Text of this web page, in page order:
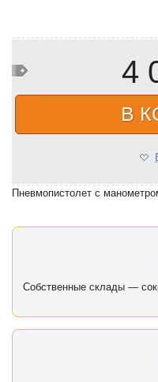
4
В
Пневмопистолет с
Собственные склады —